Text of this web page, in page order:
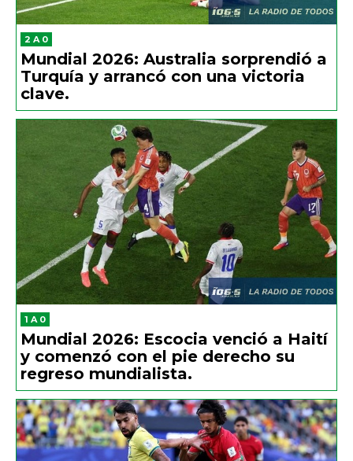
2 A 0
Mundial 2026: Australia sorprendió a
Turquía y arrancó con una victoria
clave.
1 A 0
Mundial 2026: Escocia venció a Haití
y comenzó con el pie derecho su
regreso mundialista.